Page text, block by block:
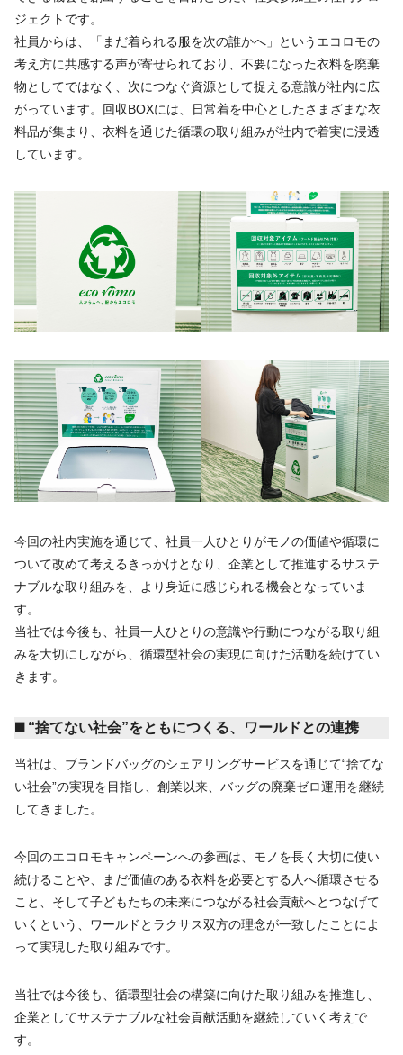
ジェクトです。
社員からは、「まだ着られる服を次の誰かへ」というエコロモの
考え方に共感する声が寄せられており、不要になった衣料を廃棄
物としてではなく、次につなぐ資源として捉える意識が社内に広
がっています。回収BOXには、日常着を中心としたさまざまな衣
料品が集まり、衣料を通じた循環の取り組みが社内で着実に浸透
しています。
今回の社内実施を通じて、社員一人ひとりがモノの価値や循環に
ついて改めて考えるきっかけとなり、企業として推進するサステ
ナブルな取り組みを、より身近に感じられる機会となっていま
す。
当社では今後も、社員一人ひとりの意識や行動につながる取り組
みを大切にしながら、循環型社会の実現に向けた活動を続けてい
きます。
◼️ “捨てない社会”をともにつくる、ワールドとの連携
当社は、ブランドバッグのシェアリングサービスを通じて“捨てな
い社会”の実現を目指し、創業以来、バッグの廃棄ゼロ運用を継続
してきました。
今回のエコロモキャンペーンへの参画は、モノを長く大切に使い
続けることや、まだ価値のある衣料を必要とする人へ循環させる
こと、そして子どもたちの未来につながる社会貢献へとつなげて
いくという、ワールドとラクサス双方の理念が一致したことによ
って実現した取り組みです。
当社では今後も、循環型社会の構築に向けた取り組みを推進し、
企業としてサステナブルな社会貢献活動を継続していく考えで
す。